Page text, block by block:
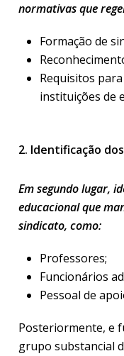
normativas que
Formação de
Requisitos
instituições de
2. Identificação
Em segundo lugar,
educacional que
sindicato, como:
Professores;
Funcionários
Pessoal de
Posteriormente, e
grupo substancial